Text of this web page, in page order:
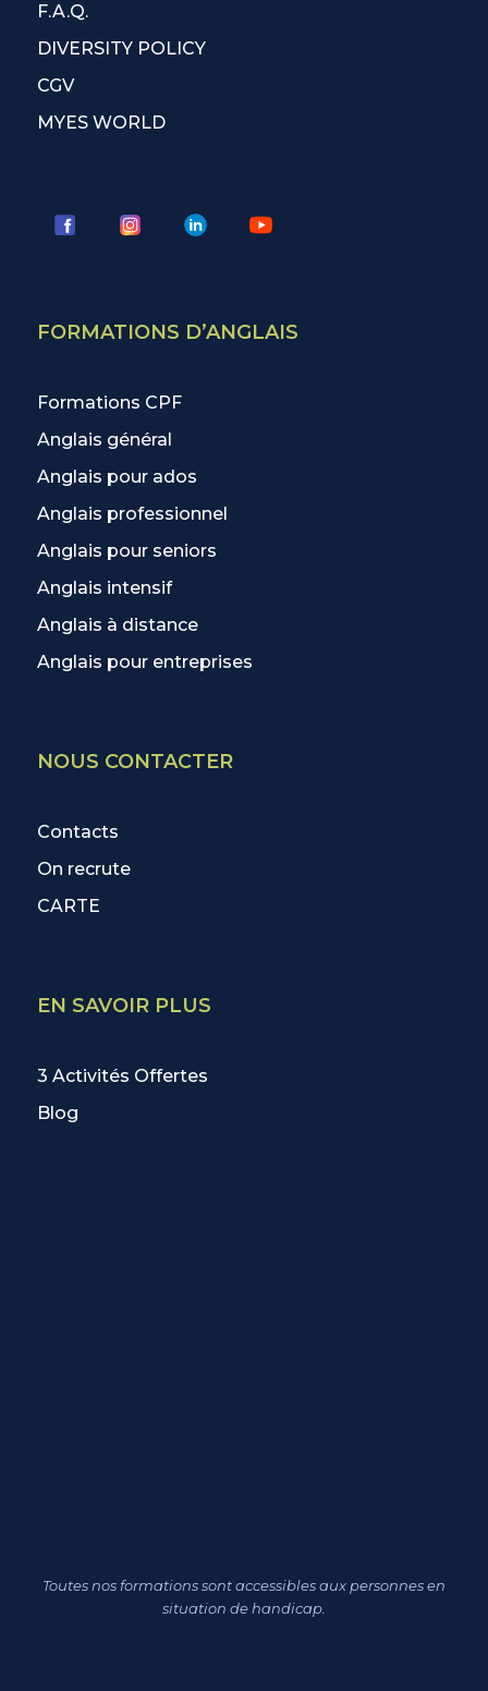
F.A.Q.
DIVERSITY POLICY
CGV
MYES WORLD
FORMATIONS D’ANGLAIS
Formations CPF
Anglais général
Anglais pour ados
Anglais professionnel
Anglais pour seniors
Anglais intensif
Anglais à distance
Anglais pour entreprises
NOUS CONTACTER
Contacts
On recrute
CARTE
EN SAVOIR PLUS
3 Activités Offertes
Blog
Toutes nos formations sont accessibles aux personnes en
situation de handicap.